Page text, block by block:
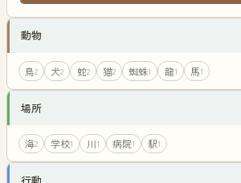
動物
鳥2 犬2 蛇2 猫2 蜘蛛1 龍1 馬1
場所
海2 学校1 川1 病院1 駅1